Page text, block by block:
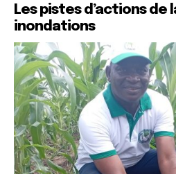
Les pistes d’actions de
inondations